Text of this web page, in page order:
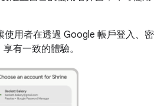
使用者在透過 Google 帳戶登入、密
有一致的體驗。